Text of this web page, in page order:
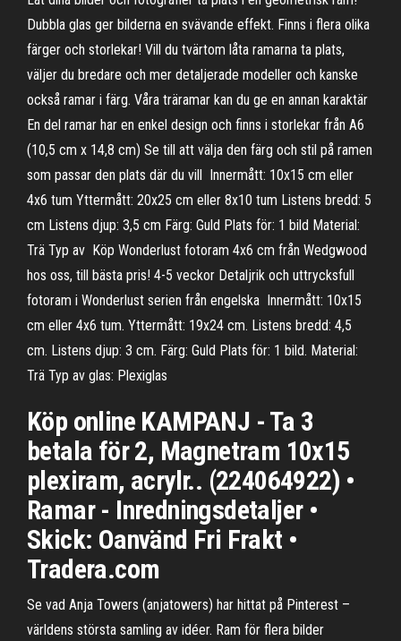
Dubbla glas ger bilderna en svävande effekt. Finns i flera olika
färger och storlekar! Vill du tvärtom låta ramarna ta plats,
väljer du bredare och mer detaljerade modeller och kanske
också ramar i färg. Våra träramar kan du ge en annan karaktär
En del ramar har en enkel design och finns i storlekar från A6
(10,5 cm x 14,8 cm) Se till att välja den färg och stil på ramen
som passar den plats där du vill Innermått: 10x15 cm eller
4x6 tum Yttermått: 20x25 cm eller 8x10 tum Listens bredd: 5
cm Listens djup: 3,5 cm Färg: Guld Plats för: 1 bild Material:
Trä Typ av Köp Wonderlust fotoram 4x6 cm från Wedgwood
hos oss, till bästa pris! 4-5 veckor Detaljrik och uttrycksfull
fotoram i Wonderlust serien från engelska Innermått: 10x15
cm eller 4x6 tum. Yttermått: 19x24 cm. Listens bredd: 4,5
cm. Listens djup: 3 cm. Färg: Guld Plats för: 1 bild. Material:
Trä Typ av glas: Plexiglas
Köp online KAMPANJ - Ta 3
betala för 2, Magnetram 10x15
plexiram, acrylr.. (224064922) •
Ramar - Inredningsdetaljer •
Skick: Oanvänd Fri Frakt •
Tradera.com
Se vad Anja Towers (anjatowers) har hittat på Pinterest –
världens största samling av idéer. Ram för flera bilder